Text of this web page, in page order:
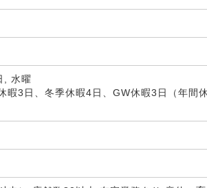
, 水曜
暇3日、冬季休暇4日、GW休暇3日（年間